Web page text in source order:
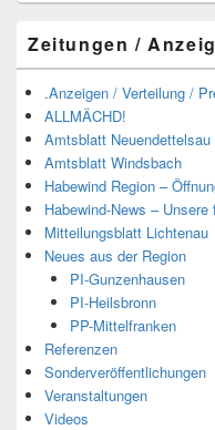
Zeitungen /
.Anzeigen / Verteilung /
ALLMÄCHD!
Amtsblatt Neuendettelsau
Amtsblatt Windsbach
Habewind Region –
Habewind-News –
Mitteilungsblatt Lichtenau
Neues aus der Region
PI-Gunzenhausen
PI-Heilsbronn
PP-Mittelfranken
Referenzen
Sonderveröffentlichungen
Veranstaltungen
Videos